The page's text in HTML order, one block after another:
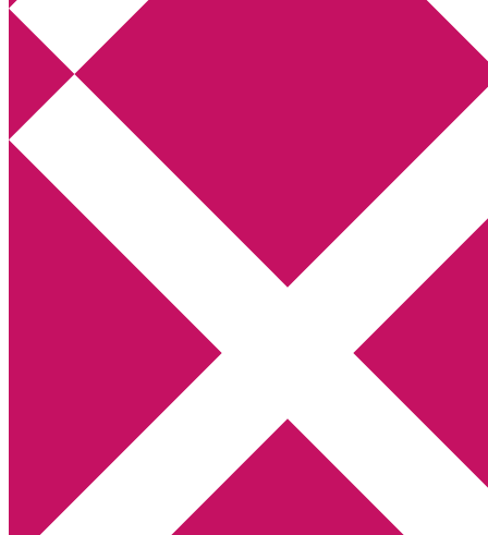
Annikas litteratur- och kulturblogg
Deckare, kriminalromaner, thrillers
Hem
Boktolva
Författarfemman
Kontakt
Webbshop Amazon
Utskriftscentralen
Min tv-blogg
You are here:Home Archives for Cherry on Top Award
Jag har fått pris!